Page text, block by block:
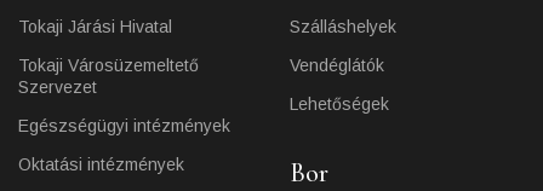
Tokaji Járási Hivatal
Tokaji Városüzemeltető
Szervezet
Egészségügyi intézmények
Oktatási intézmények
Szálláshelyek
Vendéglátók
Lehetőségek
Bor